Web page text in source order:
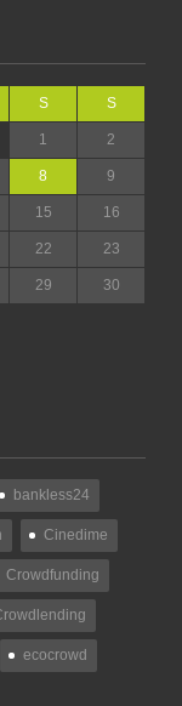
S S
1 2
8 9
15 16
22 23
29 30
bankless24
Cinedime
Crowdfunding
ecocrowd